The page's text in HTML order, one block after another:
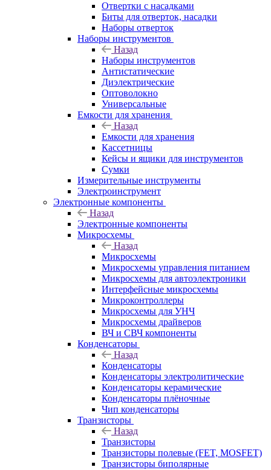
Отвертки с насадками
Биты для отверток, насадки
Наборы отверток
Наборы инструментов
Назад
Наборы инструментов
Антистатические
Диэлектрические
Оптоволокно
Универсальные
Емкости для хранения
Назад
Емкости для хранения
Кассетницы
Кейсы и ящики для инструментов
Сумки
Измерительные инструменты
Электроинструмент
Электронные компоненты
Назад
Электронные компоненты
Микросхемы
Назад
Микросхемы
Микросхемы управления питанием
Микросхемы для автоэлектроники
Интерфейсные микросхемы
Микроконтроллеры
Микросхемы для УНЧ
Микросхемы драйверов
ВЧ и СВЧ компоненты
Конденсаторы
Назад
Конденсаторы
Конденсаторы электролитические
Конденсаторы керамические
Конденсаторы плёночные
Чип конденсаторы
Транзисторы
Назад
Транзисторы
Транзисторы полевые (FET, MOSFET)
Транзисторы биполярные